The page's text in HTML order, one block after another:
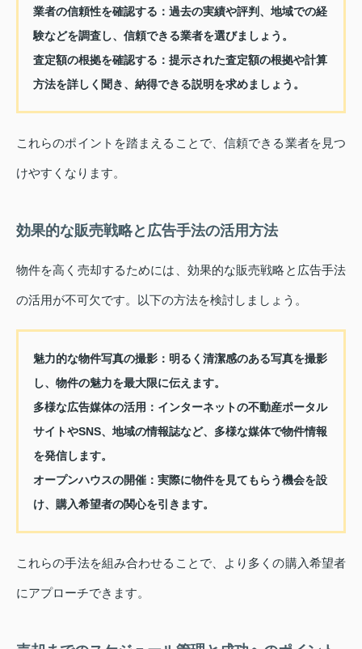
業者の信頼性を確認する： 過去の実績や評判、地域での経
験などを調査し、信頼できる業者を選びましょう。
査定額の根拠を確認する： 提示された査定額の根拠や計算
方法を詳しく聞き、納得できる説明を求めましょう。
これらのポイントを踏まえることで、信頼できる業者を見つ
けやすくなります。
効果的な販売戦略と広告手法の活用方法
物件を高く売却するためには、効果的な販売戦略と広告手法
の活用が不可欠です。以下の方法を検討しましょう。
魅力的な物件写真の撮影： 明るく清潔感のある写真を撮影
し、物件の魅力を最大限に伝えます。
多様な広告媒体の活用： インターネットの不動産ポータル
サイトやSNS、地域の情報誌など、多様な媒体で物件情報
を発信します。
オープンハウスの開催： 実際に物件を見てもらう機会を設
け、購入希望者の関心を引きます。
これらの手法を組み合わせることで、より多くの購入希望者
にアプローチできます。